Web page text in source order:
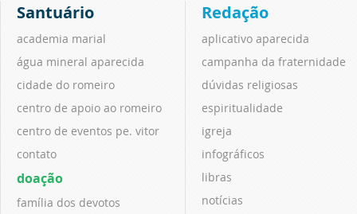
Santuário
academia marial
água mineral aparecida
cidade do romeiro
centro de apoio ao romeiro
centro de eventos pe. vitor
contato
doação
família dos devotos
Redação
aplicativo aparecida
campanha da fraternidade
dúvidas religiosas
espiritualidade
igreja
infográficos
libras
notícias